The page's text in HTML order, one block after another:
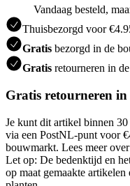
Vandaag besteld,
Thuisbezorgd voor
Gratis bezorgd in de
Gratis retourneren in
Gratis retourneren
Je kunt dit artikel binnen 30
via een PostNL-punt voor
bouwmarkt. Lees meer over
Let op: De bedenktijd en
op maat gemaakte